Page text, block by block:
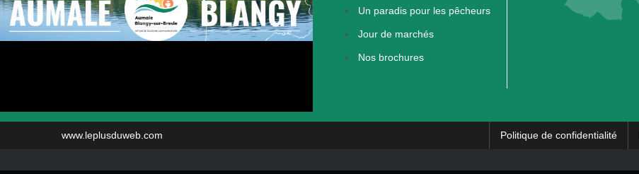
Un paradis pour les pêcheurs
Jour de marchés
Nos brochures
www.leplusduweb.com Politique de confidentialité